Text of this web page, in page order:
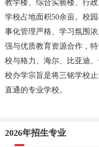
教学楼、综合实验楼、行
学校占地面积50余亩。校
事化管理严格、学习氛围
强与优质教育资源合作，
校与格力、海尔、比亚迪
校办学宗旨是将三铭学校
直通的专业学校。
2026年招生专业